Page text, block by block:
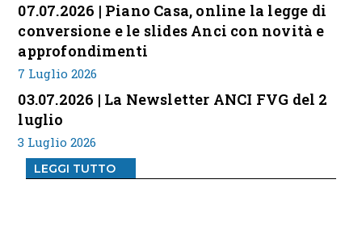
07.07.2026 | Piano Casa, online la legge di
conversione e le slides Anci con novità e
approfondimenti
7 Luglio 2026
03.07.2026 | La Newsletter ANCI FVG del 2
luglio
3 Luglio 2026
LEGGI TUTTO